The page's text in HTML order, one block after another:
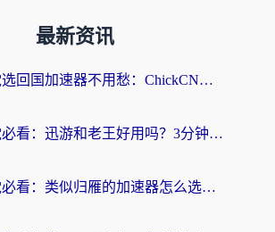
最新资讯
海外党选回国加速器不用愁：ChickCN和洞见哪个好？一篇搞定所有疑问
海外党必看：迅游和老王好用吗？3分钟选对加速国内网络的加速器
海外党必看：类似归雁的加速器怎么选？一篇搞定无缝访问国内资源